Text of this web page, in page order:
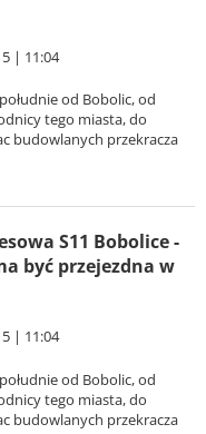
| 11:04
od Bobolic, od
tego miasta, do
budowlanych przekracza
S11 Bobolice -
być przejezdna w
| 11:04
od Bobolic, od
tego miasta, do
budowlanych przekracza